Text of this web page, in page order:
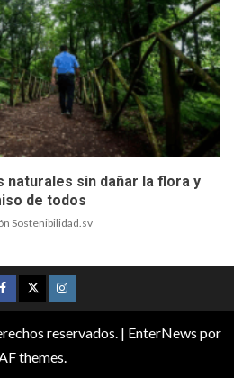
naturales sin dañar la flora y
de todos
Sostenibilidad.sv
reservados. | EnterNews por
themes.